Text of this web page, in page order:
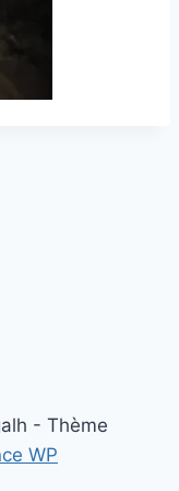
- Thème
WP